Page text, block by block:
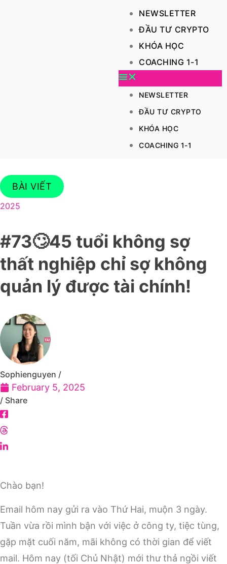
NEWSLETTER
ĐẦU TƯ CRYPTO
KHÓA HỌC
COACHING 1-1
NEWSLETTER
ĐẦU TƯ CRYPTO
KHÓA HỌC
COACHING 1-1
BÀI VIẾT
2025
#73🙄45 tuổi không sợ
thất nghiệp chỉ sợ không
quản lý được tài chính!
Sophienguyen /
February 5, 2025
/ Share
Chào bạn!
Email hôm nay gửi ra vào Thứ Hai, muộn 3 ngày.
Tuần vừa rồi mình bận với việc ở công ty, tiệc tùng,
gặp mặt cuối năm, mãi không có thời gian để viết
mail. Hôm nay (tối Chủ Nhật) mới thư thả ngồi viết